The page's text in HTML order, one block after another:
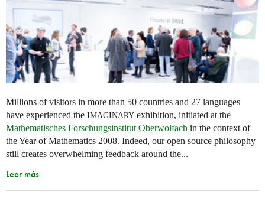
Millions of visitors in more than 50 countries and 27 languages
have experienced the IMAGINARY exhibition, initiated at the
Mathematisches Forschungsinstitut Oberwolfach in the context of
the Year of Mathematics 2008. Indeed, our open source philosophy
still creates overwhelming feedback around the...
Leer más